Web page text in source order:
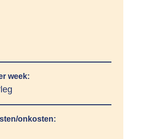
week:
onkosten: